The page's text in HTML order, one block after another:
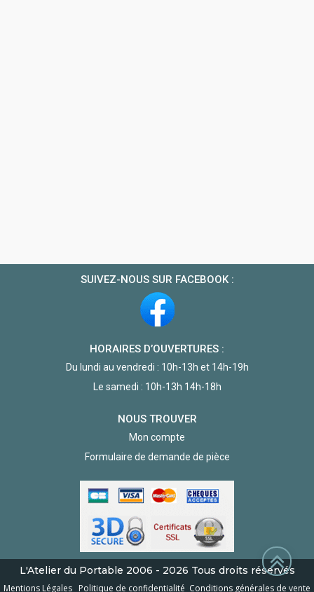
SUIVEZ-NOUS SUR FACEBOOK :
HORAIRES D’OUVERTURES :
Du lundi au vendredi : 10h-13h et 14h-19h
Le samedi : 10h-13h 14h-18h
NOUS TROUVER
Mon compte
Formulaire de demande de pièce
L'Atelier du Portable 2006 - 2026 Tous droits réservés
Mentions Légales Politique de confidentialité Conditions générales de vente